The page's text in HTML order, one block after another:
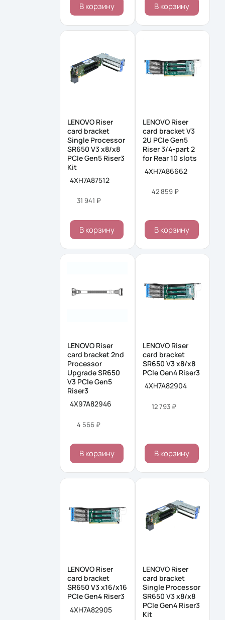
В корзину В корзину
LENOVO Riser
card bracket
Single Processor
SR650 V3 x8/x8
PCIe Gen5 Riser3
Kit
4XH7A87512
31 941 ₽
В корзину
LENOVO Riser
card bracket V3
2U PCIe Gen5
Riser 3/4-part 2
for Rear 10 slots
4XH7A86662
42 859 ₽
В корзину
LENOVO Riser
card bracket 2nd
Processor
Upgrade SR650
V3 PCIe Gen5
Riser3
4X97A82946
4 566 ₽
В корзину
LENOVO Riser
card bracket
SR650 V3 x8/x8
PCIe Gen4 Riser3
4XH7A82904
12 793 ₽
В корзину
LENOVO Riser
card bracket
SR650 V3 x16/x16
PCIe Gen4 Riser3
4XH7A82905
LENOVO Riser
card bracket
Single Processor
SR650 V3 x8/x8
PCIe Gen4 Riser3
Kit